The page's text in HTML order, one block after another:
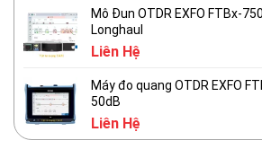
Mô Đun OTDR EXFO FTBx-
Longhaul
Liên Hệ
Máy đo quang OTDR EXFO
50dB
Liên Hệ